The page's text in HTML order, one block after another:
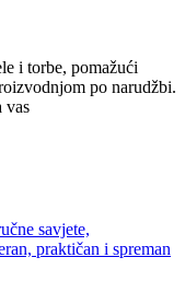
i torbe, pomažući
po narudžbi.
vas
savjete,
praktičan i spreman